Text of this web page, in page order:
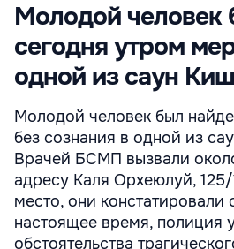
Молодой человек
сегодня утром
одной из саун
Молодой человек был
без сознания в одной из
Врачей БСМП вызвали
адресу Каля Орхеюлуй,
место, они констатировали
настоящее время, полиция
обстоятельства